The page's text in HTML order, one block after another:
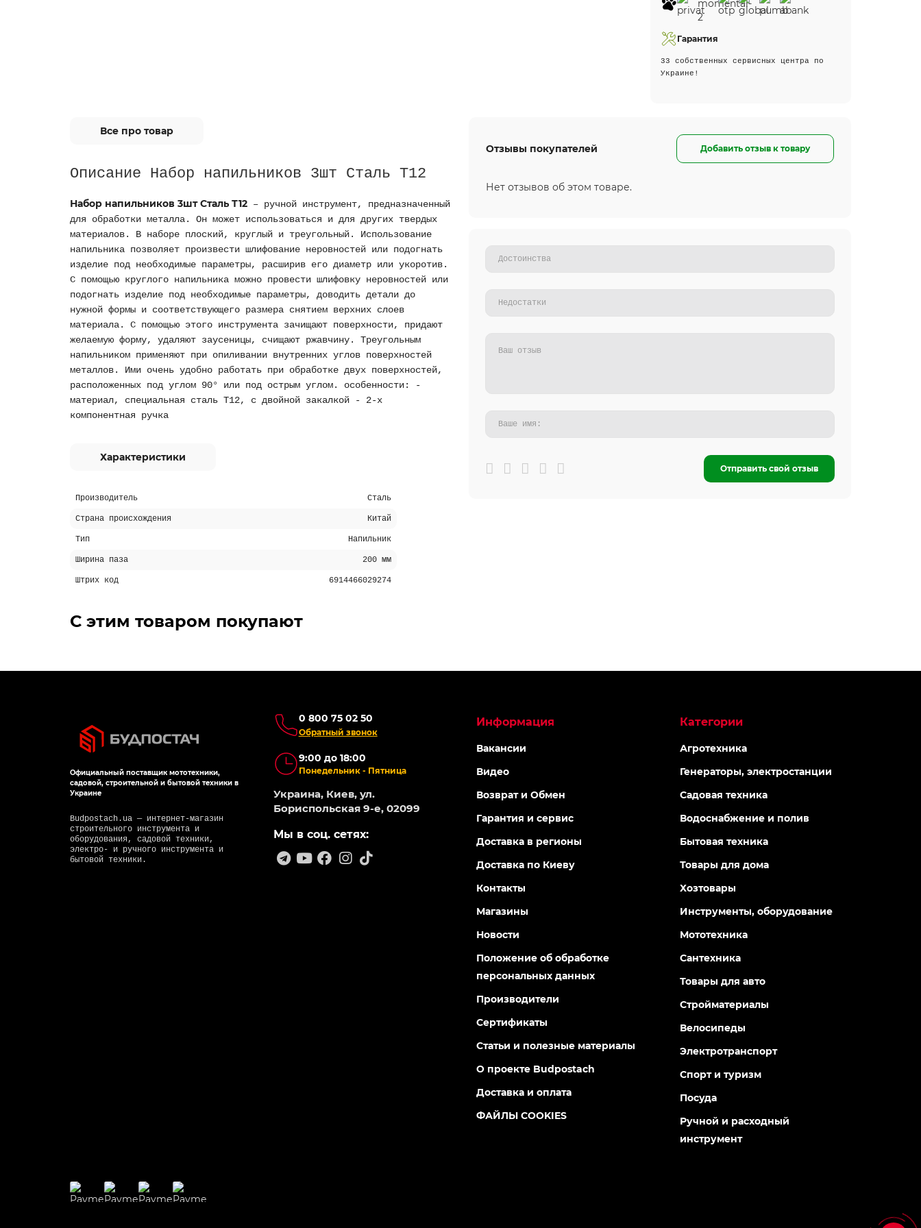
Гарантия
33 собственных сервисных центра по
Украине!
Все про товар
Описание Набор напильников 3шт Сталь Т12
Набор напильников 3шт Сталь Т12 – ручной инструмент, предназначенный
для обработки металла. Он может использоваться и для других твердых
материалов. В наборе плоский, круглый и треугольный. Использование
напильника позволяет произвести шлифование неровностей или подогнать
изделие под необходимые параметры, расширив его диаметр или укоротив.
С помощью круглого напильника можно провести шлифовку неровностей или
подогнать изделие под необходимые параметры, доводить детали до
нужной формы и соответствующего размера снятием верхних слоев
материала. С помощью этого инструмента зачищают поверхности, придают
желаемую форму, удаляют заусеницы, счищают ржавчину. Треугольным
напильником применяют при опиливании внутренних углов поверхностей
металлов. Ими очень удобно работать при обработке двух поверхностей,
расположенных под углом 90° или под острым углом. особенности: -
материал, специальная сталь Т12, с двойной закалкой - 2-х
компонентная ручка
Характеристики
Производитель Сталь
Страна происхождения Китай
Тип Напильник
Ширина паза 200 мм
Штрих код 6914466029274
Отзывы покупателей Добавить отзыв к товару
Нет отзывов об этом товаре.
Отправить свой отзыв
С этим товаром покупают
Официальный поставщик мототехники,
садовой, строительной и бытовой техники в
Украине
Budpostach.ua — интернет-магазин
строительного инструмента и
оборудования, садовой техники,
электро- и ручного инструмента и
бытовой техники.
0 800 75 02 50
Обратный звонок
9:00 до 18:00
Понедельник - Пятница
Украина, Киев, ул.
Бориспольская 9-е, 02099
Мы в соц. сетях:
Информация
Вакансии
Видео
Возврат и Обмен
Гарантия и сервис
Доставка в регионы
Доставка по Киеву
Контакты
Магазины
Новости
Положение об обработке
персональных данных
Производители
Сертификаты
Статьи и полезные материалы
О проекте Budpostach
Доставка и оплата
ФАЙЛЫ COOKIES
Категории
Агротехника
Генераторы, электростанции
Садовая техника
Водоснабжение и полив
Бытовая техника
Товары для дома
Хозтовары
Инструменты, оборудование
Мототехника
Сантехника
Товары для авто
Стройматериалы
Велосипеды
Электротранспорт
Спорт и туризм
Посуда
Ручной и расходный
инструмент